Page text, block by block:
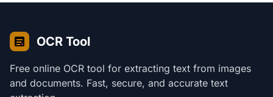
OCR Tool
Free online OCR tool for extracting text from images
and documents. Fast, secure, and accurate text